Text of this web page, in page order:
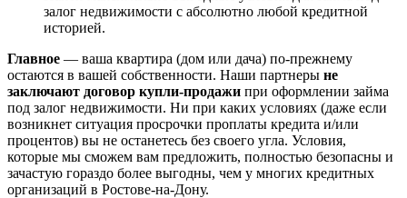
залог недвижимости с абсолютно любой кредитной
историей.
Главное — ваша квартира (дом или дача) по-прежнему
остаются в вашей собственности. Наши партнеры не
заключают договор купли-продажи при оформлении займа
под залог недвижимости. Ни при каких условиях (даже если
возникнет ситуация просрочки проплаты кредита и/или
процентов) вы не останетесь без своего угла. Условия,
которые мы сможем вам предложить, полностью безопасны и
зачастую гораздо более выгодны, чем у многих кредитных
организаций в Ростове-на-Дону.